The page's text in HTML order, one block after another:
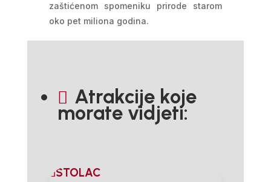
zaštićenom spomeniku prirode starom
oko pet miliona godina.
 Atrakcije koje
morate vidjeti:
STOLAC